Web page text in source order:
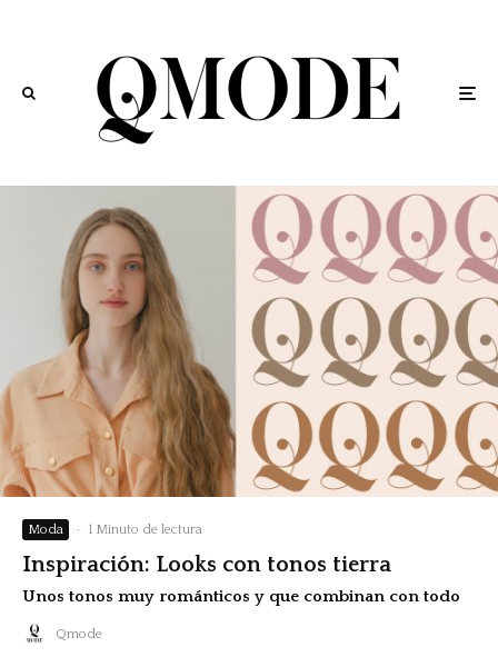
Moda · 1 Minuto de lectura
Inspiración: Looks con tonos tierra
Unos tonos muy románticos y que combinan con todo
Qmode